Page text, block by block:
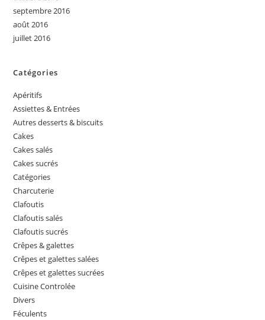
septembre 2016
août 2016
juillet 2016
Catégories
Apéritifs
Assiettes & Entrées
Autres desserts & biscuits
Cakes
Cakes salés
Cakes sucrés
Catégories
Charcuterie
Clafoutis
Clafoutis salés
Clafoutis sucrés
Crêpes & galettes
Crêpes et galettes salées
Crêpes et galettes sucrées
Cuisine Controlée
Divers
Féculents